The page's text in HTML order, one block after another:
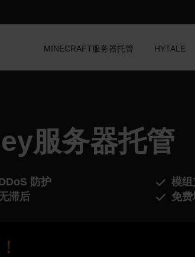
MINECRAFT服务器托管 HYTALE
服务器托管
防护
滞后
模组
免费